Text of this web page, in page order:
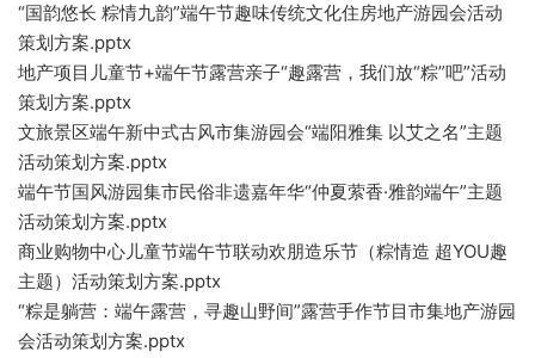
“国韵悠长 粽情九韵”端午节趣味传统文化住房地产游园会活动
策划方案.pptx
地产项目儿童节+端午节露营亲子“趣露营，我们放“粽”吧”活动
策划方案.pptx
文旅景区端午新中式古风市集游园会“端阳雅集 以艾之名”主题
活动策划方案.pptx
端午节国风游园集市民俗非遗嘉年华“仲夏萦香·雅韵端午”主题
活动策划方案.pptx
商业购物中心儿童节端午节联动欢朋造乐节（粽情造 超YOU趣
主题）活动策划方案.pptx
“粽是躺营：端午露营，寻趣山野间”露营手作节目市集地产游园
会活动策划方案.pptx